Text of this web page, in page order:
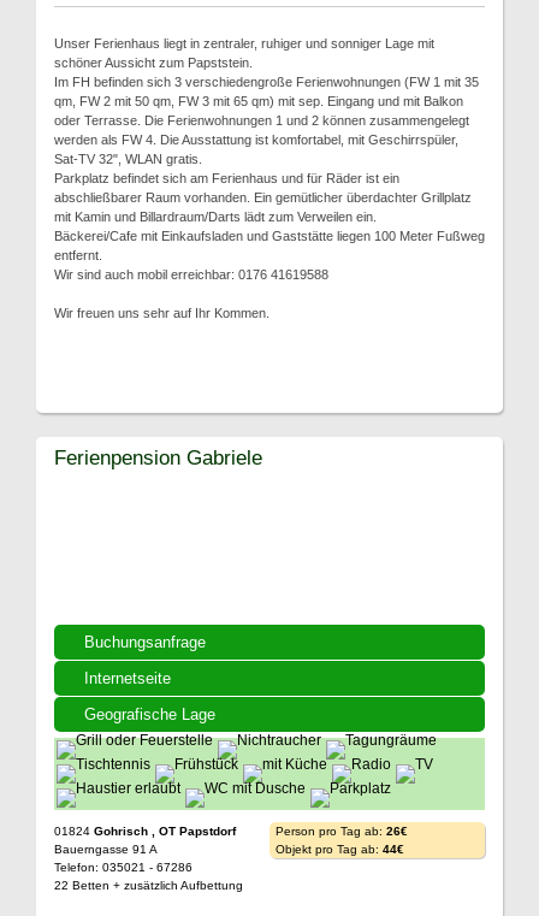
Unser Ferienhaus liegt in zentraler, ruhiger und sonniger Lage mit
schöner Aussicht zum Papststein.
Im FH befinden sich 3 verschiedengroße Ferienwohnungen (FW 1 mit 35
qm, FW 2 mit 50 qm, FW 3 mit 65 qm) mit sep. Eingang und mit Balkon
oder Terrasse. Die Ferienwohnungen 1 und 2 können zusammengelegt
werden als FW 4. Die Ausstattung ist komfortabel, mit Geschirrspüler,
Sat-TV 32", WLAN gratis.
Parkplatz befindet sich am Ferienhaus und für Räder ist ein
abschließbarer Raum vorhanden. Ein gemütlicher überdachter Grillplatz
mit Kamin und Billardraum/Darts lädt zum Verweilen ein.
Bäckerei/Cafe mit Einkaufsladen und Gaststätte liegen 100 Meter Fußweg
entfernt.
Wir sind auch mobil erreichbar: 0176 41619588
Wir freuen uns sehr auf Ihr Kommen.
Buchungsanfrage
Internetseite
Geografische Lage
Ferienpension Gabriele
01824 Gohrisch , OT Papstdorf
Bauerngasse 91 A
Telefon: 035021 - 67286
22 Betten + zusätzlich Aufbettung
Person pro Tag ab: 26€
Objekt pro Tag ab: 44€